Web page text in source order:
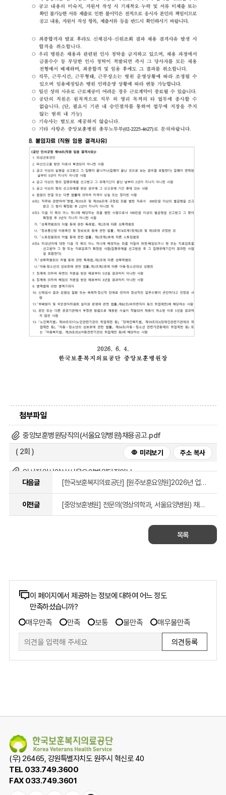
첨부파일
중앙보훈병원당직의(서울요양병원)채용공고.pdf
( 2회 )
미리보기 주소 복사
입사지원서양식(서울요양병원당직의).hwp
( 2회 )
다음글 [한국보훈복지의료공단] [원주보훈요양원]2026년 업무지원직(세탁) 공개채용 면접시험 안내
이전글 [중앙보훈병원] 전문의(영상의학과, 서울요양병원) 채용 공고
목록
콘텐츠
만족도
조사
이 페이지에서 제공하는 정보에 대하여 어느 정도
만족하셨습니까?
만족도
조사
폼
매우만족 만족 보통 불만족 매우불만족
(우) 26465, 강원특별자치도 원주시 혁신로 40
TEL 033.749.3600
FAX 033.749.3601